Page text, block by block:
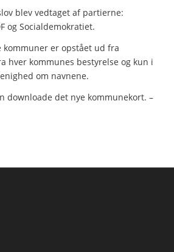
blev vedtaget af partierne:
og Socialdemokratiet.
kommuner er opstået ud fra
hver kommunes bestyrelse og kun i
om navnene.
downloade det nye kommunekort. –